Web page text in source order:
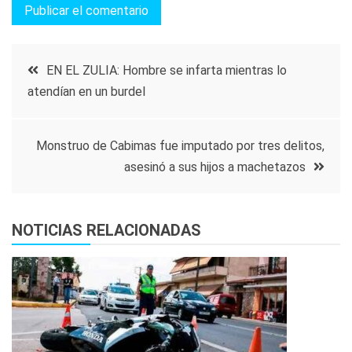
Navegación
entradas
EN EL ZULIA: Hombre se infarta mientras lo
atendían en un burdel
Monstruo de Cabimas fue imputado por tres delitos,
asesinó a sus hijos a machetazos
NOTICIAS RELACIONADAS